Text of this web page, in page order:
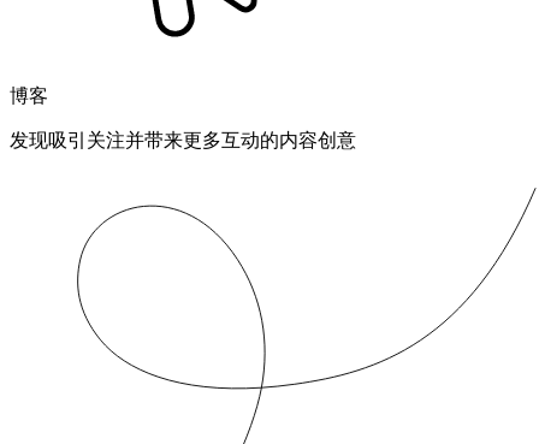
博客
发现吸引关注并带来更多互动的内容创意